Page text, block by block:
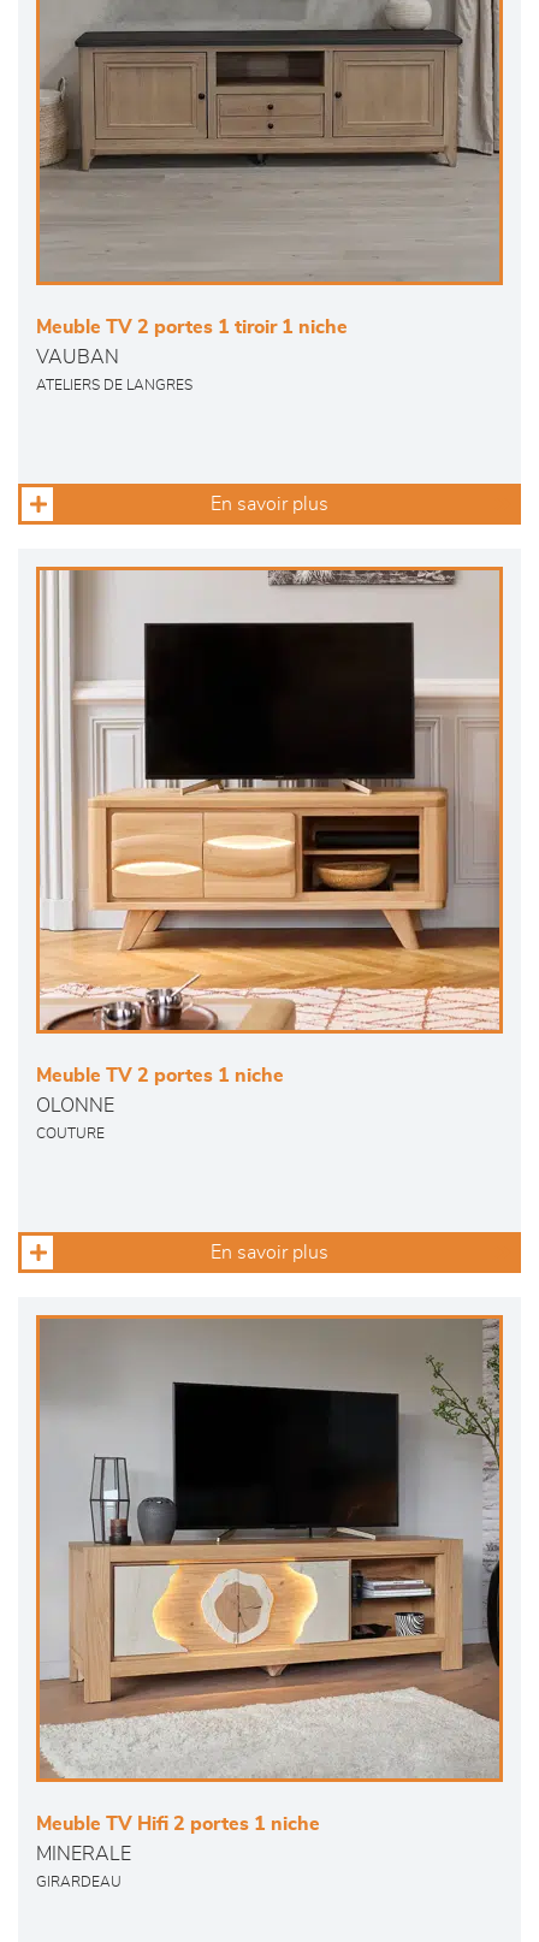
Meuble TV 2 portes 1 tiroir 1 niche
VAUBAN
ATELIERS DE LANGRES
En savoir plus
Meuble TV 2 portes 1 niche
OLONNE
COUTURE
En savoir plus
Meuble TV Hifi 2 portes 1 niche
MINERALE
GIRARDEAU